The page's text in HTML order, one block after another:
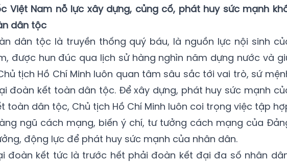
Việt Nam nỗ lực xây dựng, củng cố, phát huy sức mạnh
dân tộc
dân tộc là truyền thống quý báu, là nguồn lực nội sinh
được hun đúc qua lịch sử hàng nghìn năm dựng nước và
tịch Hồ Chí Minh luôn quan tâm sâu sắc tới vai trò, sứ
đoàn kết toàn dân tộc. Để xây dựng, phát huy sức mạnh
toàn dân tộc, Chủ tịch Hồ Chí Minh luôn coi trọng việc tập
ngũ cách mạng, biến ý chí, tư tưởng cách mạng của
động lực để phát huy sức mạnh của nhân dân.
đoàn kết tức là trước hết phải đoàn kết đại đa số nhân